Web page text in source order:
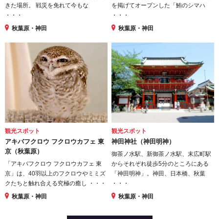
きた場所。 戦災を免れて今もな
・・・
秋葉原・神田
を掲げてオープンした「鮪のシマハ
・・・
秋葉原・神田
観光スポット
アキバフクロウ フクロウカフェ 東
京（秋葉原）
「アキバフクロウ フクロウカフェ 東
京」は、40羽以上のフクロウやミミズ
クたちと触れ合える究極の癒し ・・・
秋葉原・神田
観光スポット
神田神社（神田明神）
御茶ノ水駅、新御茶ノ水駅、末広町駅
からそれぞれ徒歩5分のところにある
「神田明神」。神田、日本橋、秋葉
・・・
秋葉原・神田